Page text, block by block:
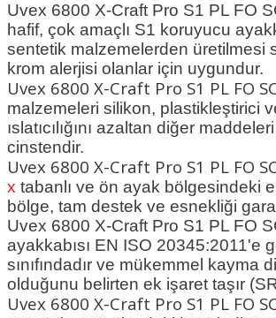
Uvex 6800 X-Craft Pro S1 PL FO
hafif, çok amaçlı S1 koruyucu
sentetik malzemelerden üretilmesi
krom alerjisi olanlar için uygundur.
Uvex 6800 X-Craft Pro S1 PL FO
malzemeleri silikon, plastikleştirici
ıslatıcılığını azaltan diğer
cinstendir.
Uvex 6800 X-Craft Pro S1 PL FO
x tabanlı ve ön ayak bölgesindeki
bölge, tam destek ve esnekliği
Uvex 6800 X-Craft Pro S1 PL FO
ayakkabısı EN ISO 20345:2011'e
sınıfındadır ve mükemmel kayma
olduğunu belirten ek işaret taşır
Uvex 6800 X-Craft Pro S1 PL FO